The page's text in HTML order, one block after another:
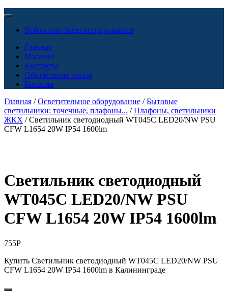
Войти или Зарегистрироваться
Главная
Магазин
Контакты
Оформление заказа
Корзина
Главная /Осветительное оборудование /Бытовые
светильники: точечные, плафоны... /Плафоны, светильники
ЖКХ / Светильник светодиодный WT045C LED20/NW PSU
CFW L1654 20W IP54 1600lm
Светильник светодиодный
WT045C LED20/NW PSU
CFW L1654 20W IP54 1600lm
755Р
Купить Светильник светодиодный WT045C LED20/NW PSU
CFW L1654 20W IP54 1600lm в Калининграде